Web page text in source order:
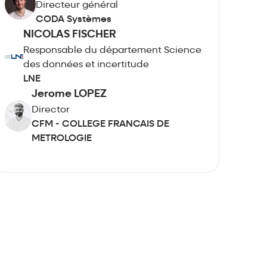
Directeur général
CODA Systèmes
NICOLAS FISCHER
Responsable du département Science
des données et incertitude
LNE
Jerome LOPEZ
Director
CFM - COLLEGE FRANCAIS DE
METROLOGIE